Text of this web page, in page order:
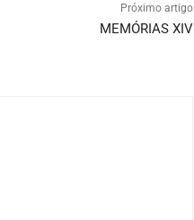
Próximo artigo
MEMÓRIAS XIV